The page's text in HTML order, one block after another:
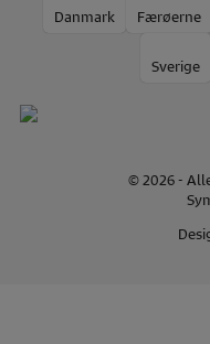
Danmark Færøerne
Sverige
© 2026 -